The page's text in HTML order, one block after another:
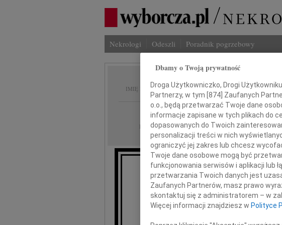
Nekrologi Odeszli Poradnik pogrzebowy
IMIĘ I NAZWISKO: Tomasz Papoń
REGION: Katowice
DATA EMISJI: 28.06.2021
Z wielkim żalem przyjęliśmy
Tomasza
Dbamy o Twoją prywatność
Droga Użytkowniczko, Drogi
Partnerzy, w tym [ 874 ] Zaufanych
o.o., będą przetwarzać Twoje dane
informacje zapisane w tych plikach do
dopasowanych do Twoich
personalizacji treści w nich
ograniczyć jej zakres lub chcesz
Twoje dane osobowe mogą być
funkcjonowania serwisów i aplikacji lub
przetwarzania Twoich danych jest
Zaufanych Partnerów, masz prawo
skontaktuj się z administratorem – w
Więcej informacji znajdziesz w Polityce